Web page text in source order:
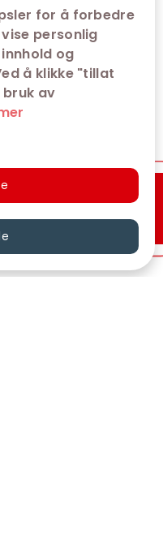
for å forbedre
personlig
og
å klikke "tillat
av
Hurtigkjøp